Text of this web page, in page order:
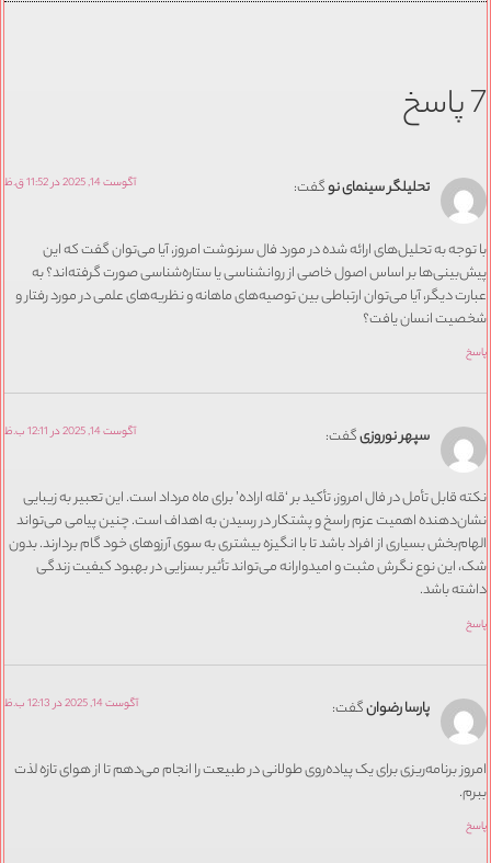
7 پاسخ
تحلیلگر سینمای نو گفت: آگوست 14, 2025 در 11:52 ق.ظ
با توجه به تحلیل‌های ارائه شده در مورد فال سرنوشت امروز، آیا می‌توان گفت که این
پیش‌بینی‌ها بر اساس اصول خاصی از روانشناسی یا ستاره‌شناسی صورت گرفته‌اند؟ به
عبارت دیگر، آیا می‌توان ارتباطی بین توصیه‌های ماهانه و نظریه‌های علمی در مورد رفتار و
شخصیت انسان یافت؟
پاسخ
سپهر نوروزی گفت: آگوست 14, 2025 در 12:11 ب.ظ
نکته قابل تأمل در فال امروز، تأکید بر ‘قله اراده’ برای ماه مرداد است. این تعبیر به زیبایی
نشان‌دهنده اهمیت عزم راسخ و پشتکار در رسیدن به اهداف است. چنین پیامی می‌تواند
الهام‌بخش بسیاری از افراد باشد تا با انگیزه بیشتری به سوی آرزوهای خود گام بردارند. بدون
شک، این نوع نگرش مثبت و امیدوارانه می‌تواند تأثیر بسزایی در بهبود کیفیت زندگی
داشته باشد.
پاسخ
پارسا رضوان گفت: آگوست 14, 2025 در 12:13 ب.ظ
امروز برنامه‌ریزی برای یک پیاده‌روی طولانی در طبیعت را انجام می‌دهم تا از هوای تازه لذت
ببرم.
پاسخ